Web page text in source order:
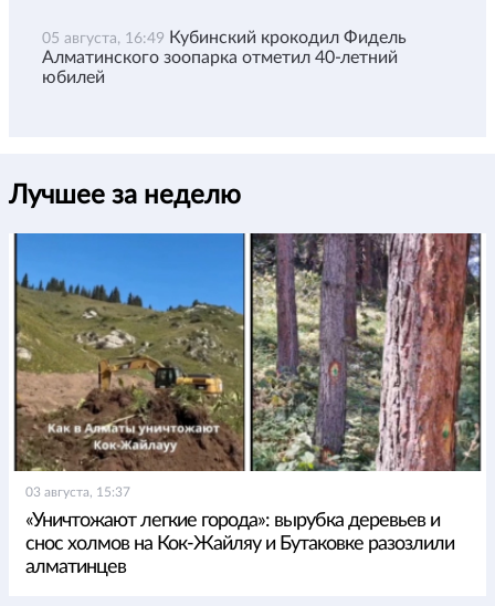
05 августа, 16:49 Кубинский крокодил Фидель
Алматинского зоопарка отметил 40-летний
юбилей
Лучшее за неделю
03 августа, 15:37
«Уничтожают легкие города»: вырубка деревьев и
снос холмов на Кок-Жайляу и Бутаковке разозлили
алматинцев